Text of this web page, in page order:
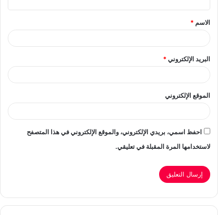
ق
*
الاسم *
البريد الإلكتروني*
الموقع الإلكتروني
احفظ اسمي، بريدي الإلكتروني، والموقع الإلكتروني في هذا المتصفح
لاستخدامها المرة المقبلة في تعليقي.